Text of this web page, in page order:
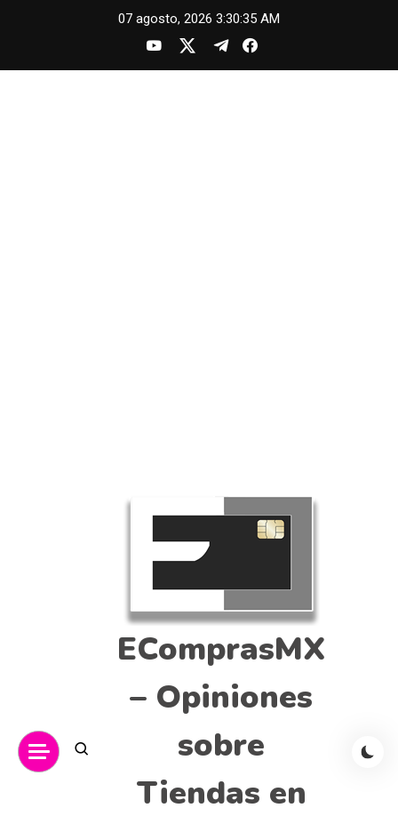
07 agosto, 2026 3:30:35 AM
EComprasMX
– Opiniones
sobre
Tiendas en